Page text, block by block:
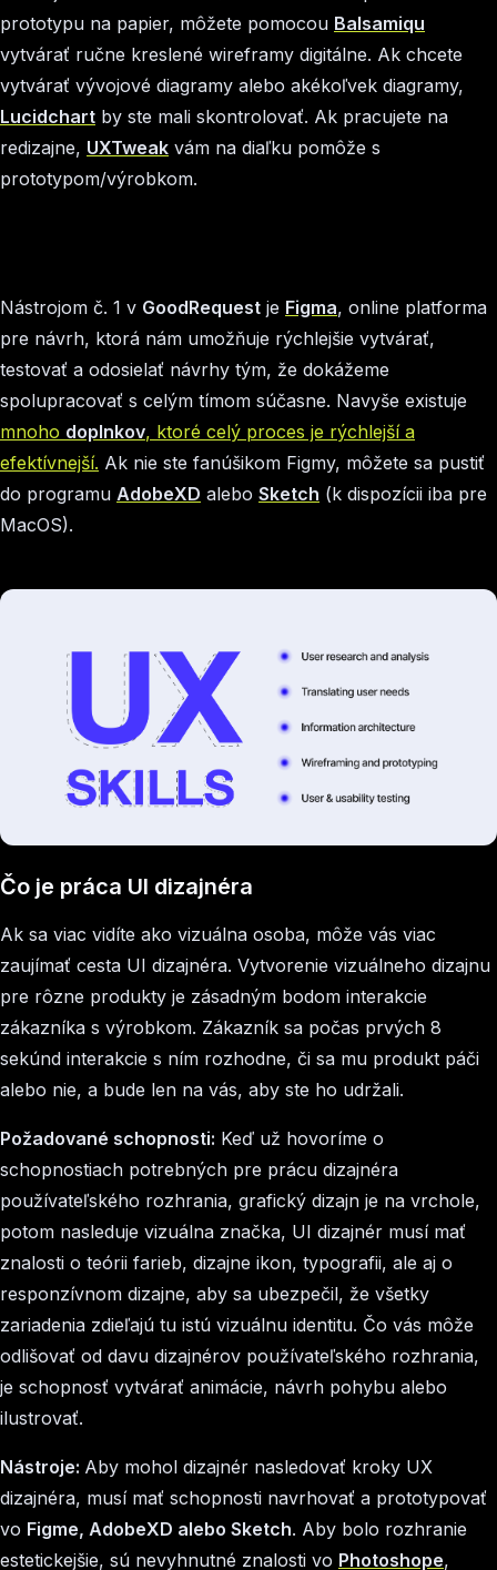
prototypu na papier, môžete pomocou Balsamiqu
vytvárať ručne kreslené wireframy digitálne. Ak chcete
vytvárať vývojové diagramy alebo akékoľvek diagramy,
Lucidchart by ste mali skontrolovať. Ak pracujete na
redizajne, UXTweak vám na diaľku pomôže s
prototypom/výrobkom.
Nástrojom č. 1 v GoodRequest je Figma, online platforma
pre návrh, ktorá nám umožňuje rýchlejšie vytvárať,
testovať a odosielať návrhy tým, že dokážeme
spolupracovať s celým tímom súčasne. Navyše existuje
mnoho doplnkov, ktoré celý proces je rýchlejší a
efektívnejší. Ak nie ste fanúšikom Figmy, môžete sa pustiť
do programu AdobeXD alebo Sketch (k dispozícii iba pre
MacOS).
Čo je práca UI dizajnéra
Ak sa viac vidíte ako vizuálna osoba, môže vás viac
zaujímať cesta UI dizajnéra. Vytvorenie vizuálneho dizajnu
pre rôzne produkty je zásadným bodom interakcie
zákazníka s výrobkom. Zákazník sa počas prvých 8
sekúnd interakcie s ním rozhodne, či sa mu produkt páči
alebo nie, a bude len na vás, aby ste ho udržali.
Požadované schopnosti: Keď už hovoríme o
schopnostiach potrebných pre prácu dizajnéra
používateľského rozhrania, grafický dizajn je na vrchole,
potom nasleduje vizuálna značka, UI dizajnér musí mať
znalosti o teórii farieb, dizajne ikon, typografii, ale aj o
responzívnom dizajne, aby sa ubezpečil, že všetky
zariadenia zdieľajú tu istú vizuálnu identitu. Čo vás môže
odlišovať od davu dizajnérov používateľského rozhrania,
je schopnosť vytvárať animácie, návrh pohybu alebo
ilustrovať.
Nástroje: Aby mohol dizajnér nasledovať kroky UX
dizajnéra, musí mať schopnosti navrhovať a prototypovať
vo Figme, AdobeXD alebo Sketch. Aby bolo rozhranie
estetickejšie, sú nevyhnutné znalosti vo Photoshope,